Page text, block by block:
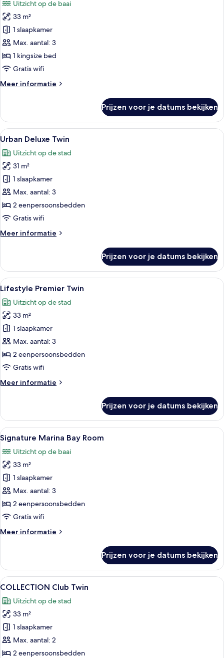
voor
Signature
Marina
Bay
King
laden
Uitzicht op de baai
33 m²
1 slaapkamer
Max. aantal: 3
1 kingsize bed
Gratis wifi
Meer informatie
Meer
Marina
Bay
King
Prijzen voor je datums bekijken
Alle
foto's
voor
Urban
Deluxe
Twin
laden
Een moderne hotelkamer met een
4
Urban Deluxe Twin
Uitzicht op de stad
31 m²
1 slaapkamer
Max. aantal: 3
2 eenpersoonsbedden
Gratis wifi
Meer informatie
Meer
Deluxe
Twin
Prijzen voor je datums bekijken
Alle
foto's
voor
Lifestyle
Premier
Twin
laden
Een moderne hotelkamer met een
3
Lifestyle Premier Twin
Uitzicht op de stad
33 m²
1 slaapkamer
Max. aantal: 3
2 eenpersoonsbedden
Gratis wifi
Meer informatie
Meer
Premier
Twin
Prijzen voor je datums bekijken
Alle
foto's
voor
Signature
Marina
Bay
Room
laden
Signature Marina Bay Room | Een
3
Signature Marina Bay Room
Uitzicht op de baai
33 m²
1 slaapkamer
Max. aantal: 3
2 eenpersoonsbedden
Gratis wifi
Meer informatie
Meer
Marina
Bay
Room
Prijzen voor je datums bekijken
Alle
foto's
voor
COLLECTION
Club
Twin
laden
Een moderne hotelkamer met een
6
COLLECTION Club Twin
Uitzicht op de stad
33 m²
1 slaapkamer
Max. aantal: 2
2 eenpersoonsbedden